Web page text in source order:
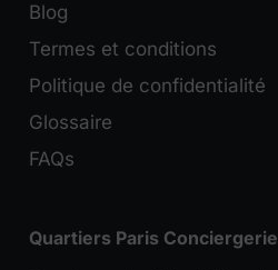
Blog
Termes et conditions
Politique de confidentialité
Glossaire
FAQs
Quartiers Paris Conciergerie